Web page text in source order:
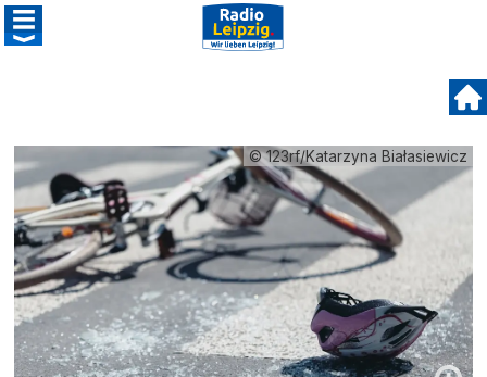
© 123rf/Katarzyna Białasiewicz